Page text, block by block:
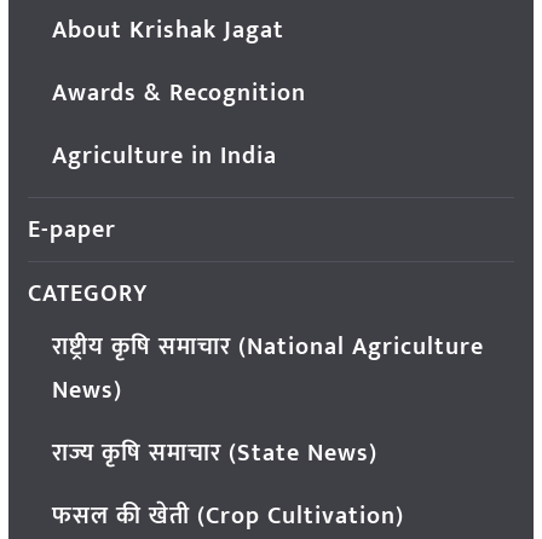
About Krishak Jagat
Awards & Recognition
Agriculture in India
E-paper
CATEGORY
राष्ट्रीय कृषि समाचार (National Agriculture
News)
राज्य कृषि समाचार (State News)
फसल की खेती (Crop Cultivation)